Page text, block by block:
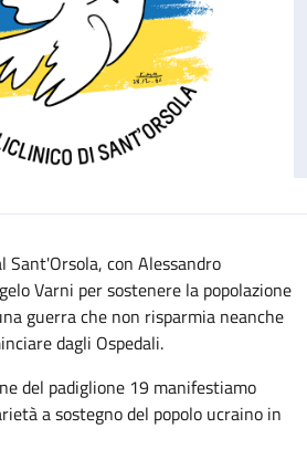
Sant'Orsola, con Alessandro
Varni per sostenere la popolazione
guerra che non risparmia neanche
dagli Ospedali.
del padiglione 19 manifestiamo
a sostegno del popolo ucraino in